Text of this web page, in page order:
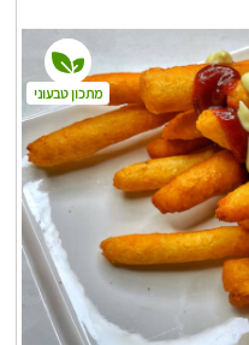
מתכון טבעוני